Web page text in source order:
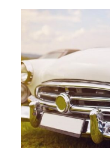
Перейти